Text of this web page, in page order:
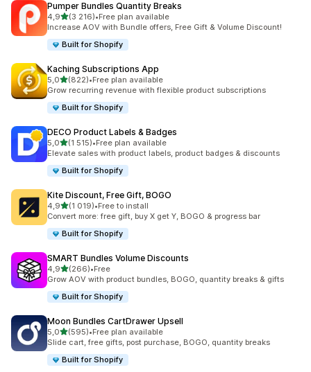
Pumper Bundles Quantity Breaks
4,9/ 5 tähteä
(3 216)
3216 arvostelua yhteensä
•Free plan available
Increase AOV with Bundle offers, Free Gift & Volume Discount!
Built for Shopify
Kaching Subscriptions App
5,0/ 5 tähteä
(822)
822 arvostelua yhteensä
•Free plan available
Grow recurring revenue with flexible product subscriptions
Built for Shopify
DECO Product Labels & Badges
5,0/ 5 tähteä
(1 515)
1515 arvostelua yhteensä
•Free plan available
Elevate sales with product labels, product badges & discounts
Built for Shopify
Kite Discount, Free Gift, BOGO
4,9/ 5 tähteä
(1 019)
1019 arvostelua yhteensä
•Free to install
Convert more: free gift, buy X get Y, BOGO & progress bar
Built for Shopify
SMART Bundles Volume Discounts
4,9/ 5 tähteä
(266)
266 arvostelua yhteensä
•Free
Grow AOV with product bundles, BOGO, quantity breaks & gifts
Built for Shopify
Moon Bundles CartDrawer Upsell
5,0/ 5 tähteä
(595)
595 arvostelua yhteensä
•Free plan available
Slide cart, free gifts, post purchase, BOGO, quantity breaks
Built for Shopify